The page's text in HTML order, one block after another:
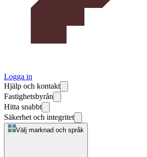
Logga in
Hjälp och kontakt
Fastighetsbyrån
Hitta snabbt
Säkerhet och integritet
Välj marknad och språk